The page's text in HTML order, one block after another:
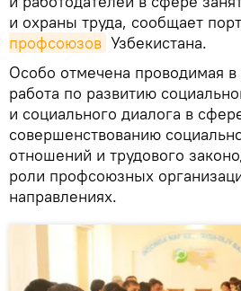
и охраны труда, сообщает
профсоюзов Узбекистана.
Особо отмечена проводимая в
работа по развитию
и социального диалога в
совершенствованию
отношений и трудового
роли профсоюзных
направлениях.